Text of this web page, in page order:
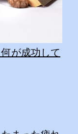
が成功して